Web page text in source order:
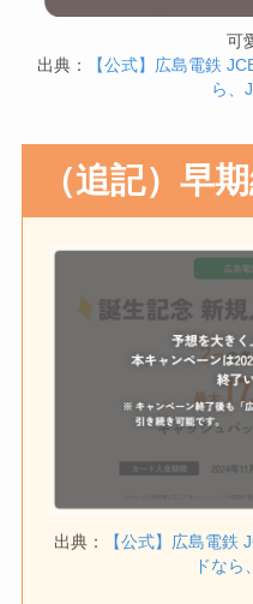
可
出典：
【公式】広島電鉄
ら、
（追記）早
出典：
【公式】広島電鉄
ドなら